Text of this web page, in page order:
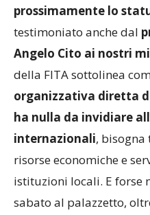
prossimamente lo
testimoniato anche dal
Angelo Cito ai nostri
della FITA sottolinea
organizzativa diretta
ha nulla da invidiare
internazionali, bisogna
risorse economiche e
istituzioni locali. E forse
sabato al palazzetto,